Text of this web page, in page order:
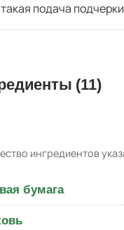
подача
(11)
ингредиентов
бумага